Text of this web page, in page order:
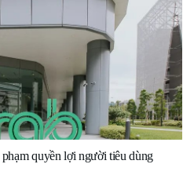
quyền lợi người tiêu dùng